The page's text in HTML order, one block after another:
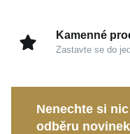
Jiskřivý zirkon:
Dokonalý tvar:
tak, aby přirozeně
poskytl komfort.
Kamenné
Zastavte se do
Nenechte si
odběru